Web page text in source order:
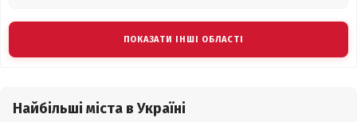
ПОКАЗАТИ ІНШІ ОБЛАСТІ
Найбільші міста в Україні